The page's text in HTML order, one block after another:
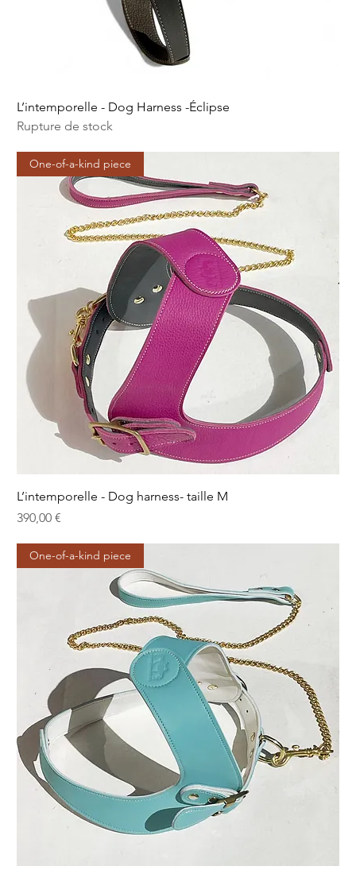
L’intemporelle - Dog Harness -Éclipse
Rupture de stock
One-of-a-kind piece
L’intemporelle - Dog harness- taille M
Prix
390,00 €
One-of-a-kind piece